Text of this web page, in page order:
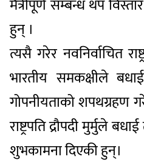
मैत्रीपूर्ण सम्बन्ध थप
हुन् ।
त्यसै गरेर नवनिर्वाचित
भारतीय समकक्षीले
गोपनीयताको शपथग्रहण
राष्ट्रपति द्रौपदी मुर्मुले
शुभकामना दिएकी हुन्।